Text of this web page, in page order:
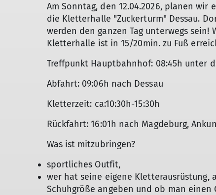
Am Sonntag, den 12.04.2026, planen wir
die Kletterhalle "Zuckerturm" Dessau.
werden den ganzen Tag unterwegs sein!
Kletterhalle ist in 15/20min. zu Fuß
Treffpunkt Hauptbahnhof: 08:45h unter
Abfahrt: 09:06h nach Dessau
Kletterzeit: ca:10:30h-15:30h
Rückfahrt: 16:01h nach Magdeburg,
Was ist mitzubringen?
sportliches Outfit,
wer hat seine eigene
Schuhgröße angeben und ob man einen